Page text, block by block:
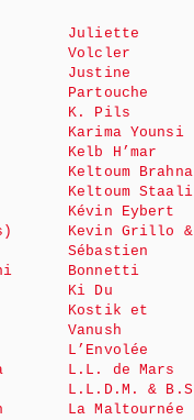
Juliette
Volcler
Justine
Partouche
K. Pils
Karima Younsi
Kelb H’mar
Keltoum Brahna
Keltoum Staali
Kévin Eybert
Kevin Grillo &
Sébastien
Bonnetti
Ki Du
Kostik et
Vanush
L’Envolée
L.L. de Mars
L.L.D.M. & B.S
La Maltournée